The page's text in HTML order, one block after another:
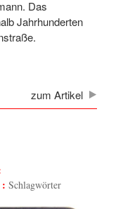
Das
Jahrhunderten
zum Artikel
Schlagwörter